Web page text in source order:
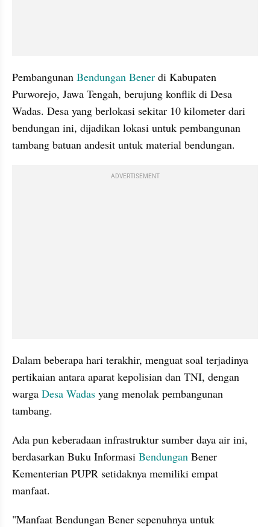
Pembangunan Bendungan Bener di Kabupaten
Purworejo, Jawa Tengah, berujung konflik di Desa
Wadas. Desa yang berlokasi sekitar 10 kilometer dari
bendungan ini, dijadikan lokasi untuk pembangunan
tambang batuan andesit untuk material bendungan.
ADVERTISEMENT
Dalam beberapa hari terakhir, menguat soal terjadinya
pertikaian antara aparat kepolisian dan TNI, dengan
warga Desa Wadas yang menolak pembangunan
tambang.
Ada pun keberadaan infrastruktur sumber daya air ini,
berdasarkan Buku Informasi Bendungan Bener
Kementerian PUPR setidaknya memiliki empat
manfaat.
"Manfaat Bendungan Bener sepenuhnya untuk